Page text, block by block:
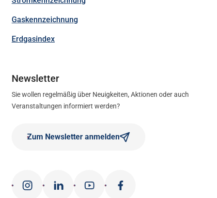
Gaskennzeichnung
Erdgasindex
Newsletter
Sie wollen regelmäßig über Neuigkeiten, Aktionen oder auch
Veranstaltungen informiert werden?
Zum Newsletter anmelden